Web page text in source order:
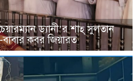
ড্যানী’র শাহ্ সুলতান
কবর জিয়ারত